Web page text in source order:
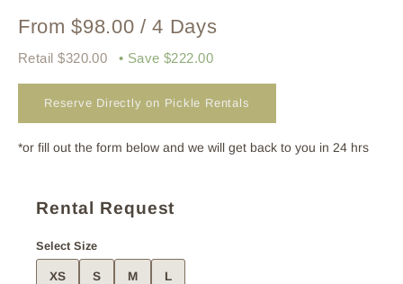
From $98.00 / 4 Days
Retail $320.00 • Save $222.00
Reserve Directly on Pickle Rentals
*or fill out the form below and we will get back to you in 24 hrs
Rental Request
Select Size
XS S M L